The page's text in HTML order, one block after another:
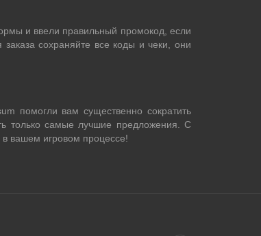
и ввели правильный промокод, если
сохраняйте все коды и чеки, они
помогли вам существенно сократить
только самые лучшие предложения. С
вашем игровом процессе!